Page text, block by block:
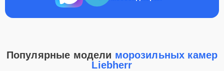
Популярные модели морозильных камер
Liebherr